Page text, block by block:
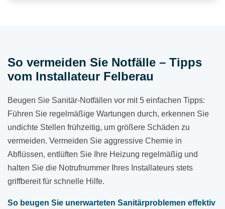
So vermeiden Sie Notfälle – Tipps
vom Installateur Felberau
Beugen Sie Sanitär-Notfällen vor mit 5 einfachen Tipps:
Führen Sie regelmäßige Wartungen durch, erkennen Sie
undichte Stellen frühzeitig, um größere Schäden zu
vermeiden. Vermeiden Sie aggressive Chemie in
Abflüssen, entlüften Sie Ihre Heizung regelmäßig und
halten Sie die Notrufnummer Ihres Installateurs stets
griffbereit für schnelle Hilfe.
So beugen Sie unerwarteten Sanitärproblemen effektiv